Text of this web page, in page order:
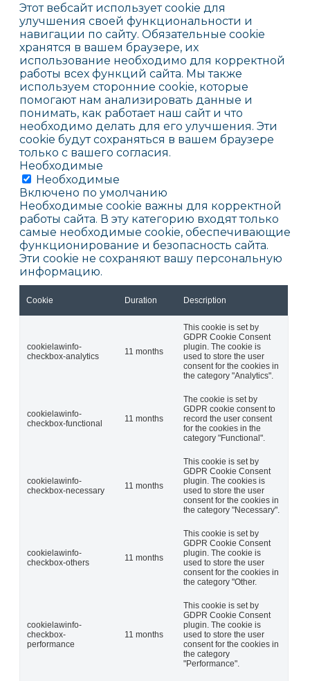
Этот вебсайт использует cookie для
улучшения своей функциональности и
навигации по сайту. Обязательные cookie
хранятся в вашем браузере, их
использование необходимо для корректной
работы всех функций сайта. Мы также
используем сторонние cookie, которые
помогают нам анализировать данные и
понимать, как работает наш сайт и что
необходимо делать для его улучшения. Эти
cookie будут сохраняться в вашем браузере
только с вашего согласия.
Необходимые
Необходимые
Включено по умолчанию
Необходимые cookie важны для корректной
работы сайта. В эту категорию входят только
самые необходимые cookie, обеспечивающие
функционирование и безопасность сайта.
Эти cookie не сохраняют вашу персональную
информацию.
Cookie Duration Description
cookielawinfo-
checkbox-analytics
11 months
This cookie is set by
GDPR Cookie Consent
plugin. The cookie is
used to store the user
consent for the cookies in
the category "Analytics".
cookielawinfo-
checkbox-functional
11 months
The cookie is set by
GDPR cookie consent to
record the user consent
for the cookies in the
category "Functional".
cookielawinfo-
checkbox-necessary
11 months
This cookie is set by
GDPR Cookie Consent
plugin. The cookies is
used to store the user
consent for the cookies in
the category "Necessary".
cookielawinfo-
checkbox-others
11 months
This cookie is set by
GDPR Cookie Consent
plugin. The cookie is
used to store the user
consent for the cookies in
the category "Other.
cookielawinfo-
checkbox-
performance
11 months
This cookie is set by
GDPR Cookie Consent
plugin. The cookie is
used to store the user
consent for the cookies in
the category
"Performance".